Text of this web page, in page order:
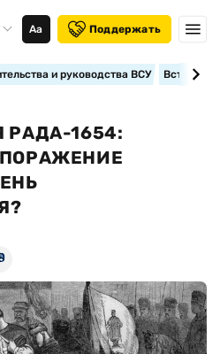
Аа Поддержать
и руководства ВСУ
РАДА-1654: